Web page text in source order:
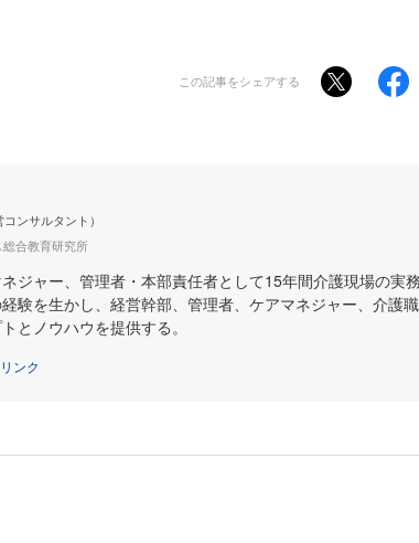
この記事をシェアする
コンサルタント）
合教育研究所
ジャー、管理者・本部責任者として15年間介護現場の実
経験を生かし、経営幹部、管理者、ケアマネジャー、介護
とノウハウを提供する。
ンク